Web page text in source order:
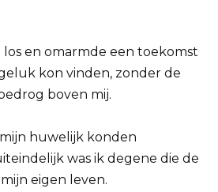
en omarmde een toekomst
kon vinden, zonder de
boven mij.
huwelijk konden
was ik degene die de
eigen leven.